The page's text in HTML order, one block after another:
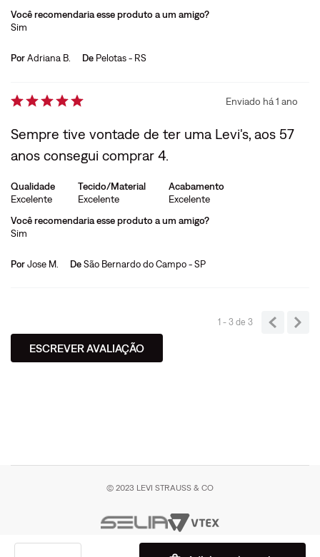
Você recomendaria esse produto a um amigo?
Sim
PorAdriana B. De Pelotas - RS
Enviado há1 ano
Sempre tive vontade de ter uma Levi's, aos 57
anos consegui comprar 4.
Qualidade
Excelente
Tecido/Material
Excelente
Acabamento
Excelente
Você recomendaria esse produto a um amigo?
Sim
PorJose M. DeSão Bernardo do Campo - SP
1 - 3de 3
ESCREVER AVALIAÇÃO
© 2023 LEVI STRAUSS & CO